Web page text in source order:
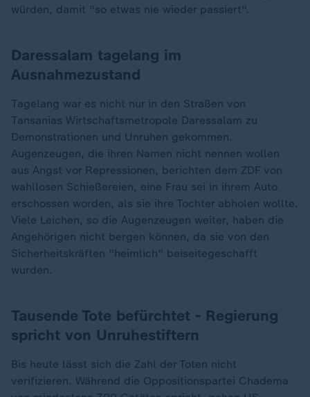
würden, damit "so etwas nie wieder passiert".
Daressalam tagelang im
Ausnahmezustand
Tagelang war es nicht nur in den Straßen von
Tansanias Wirtschaftsmetropole Daressalam zu
Demonstrationen und Unruhen gekommen.
Augenzeugen, die ihren Namen nicht nennen wollen
aus Angst vor Repressionen, berichten dem ZDF von
wahllosen Schießereien, eine Frau sei in ihrem Auto
erschossen worden, als sie ihre Tochter abholen wollte.
Viele Leichen, so die Augenzeugen weiter, haben die
Angehörigen nicht bergen können, da sie von den
Sicherheitskräften "heimlich" beiseitegeschafft
wurden.
Tausende Tote befürchtet - Regierung
spricht von Unruhestiftern
Bis heute lässt sich die Zahl der Toten nicht
verifizieren. Während die Oppositionspartei Chadema